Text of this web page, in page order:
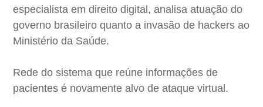
especialista em direito digital, analisa atuação do
governo brasileiro quanto a invasão de hackers ao
Ministério da Saúde.
Rede do sistema que reúne informações de
pacientes é novamente alvo de ataque virtual.